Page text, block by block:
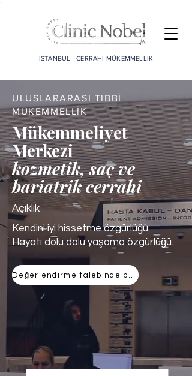
;
İSTANBUL - CERRAHİ MÜKEMMELLİK
ULUSLARARASI TIBBİ
MÜKEMMELLİK
Mükemmeliyet
Merkezi
kozmetik, saç ve
bariatrik cerrahi
Açıklık
Kendini iyi hissetme özgürlüğü.
Hayatı dolu dolu yaşama özgürlüğü.
Değerlendirme talebinde bulunun